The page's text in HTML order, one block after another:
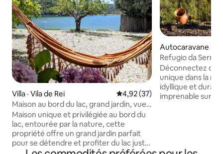
Villa · Vila de Rei Note moyenne de 4,92 sur 5,
4,92 (37)
Maison au bord du lac, grand jardin, vue
imprenable, jacuzzi
Maison unique et privilégiée au bord du
lac, entourée par la nature, cette
propriété offre un grand jardin parfait
pour se détendre et profiter du lac juste
Autocaravane ·
eguesias de
a
Refugio da Serra
avec vue sur la
Déconnectez de
unique dans la
idyllique et
imprenable sur la